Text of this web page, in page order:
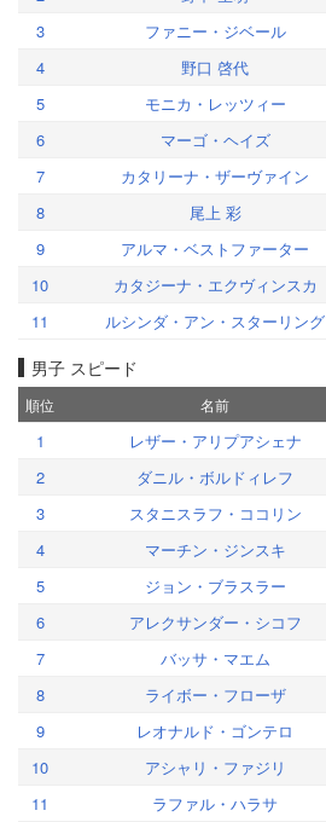
3
ファニー・ジベール
4
野口 啓代
5
モニカ・レッツィー
6
マーゴ・ヘイズ
7
カタリーナ・ザーヴァイン
8
尾上 彩
9
アルマ・ベストファーター
10
カタジーナ・エクヴィンスカ
11
ルシンダ・アン・スターリング
男子 スピード
順位 名前
1 レザー・アリプアシェナ
2
ダニル・ボルドィレフ
3
スタニスラフ・ココリン
4
マーチン・ジンスキ
5
ジョン・ブラスラー
6
アレクサンダー・シコフ
7
バッサ・マエム
8
ライボー・フローザ
9
レオナルド・ゴンテロ
10
アシャリ・ファジリ
11
ラファル・ハラサ